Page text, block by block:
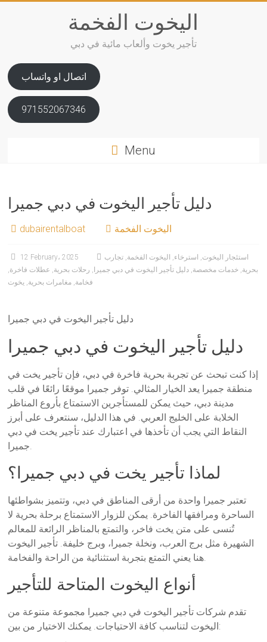
اليخوت الفخمة
تأجير يخوت وألعاب مائية في دبي
اتصال او واتساب
971552067346
Menu
دليل تأجير اليخوت في دبي جميرا
dubairentalboat اليخوت الفخمة
12 February، 2025 استئجار اليخوت, استرخاء, اليخوت الفخمة, تجارب
بحرية, خدمات مخصصة, دليل تأجير اليخوت في دبي جميرا , رحلات بحرية, عطلات فاخرة,
فخامة, مغامرات بحرية, يخوت
دليل تأجير اليخوت في دبي جميرا
دليل تأجير اليخوت في دبي جميرا
إذا كنت تبحث عن تجربة بحرية فاخرة في دبي، فإن تأجير يخت في
منطقة جميرا يعد الخيار المثالي. توفر جميرا موقعًا رائعًا في قلب
مدينة دبي، حيث يمكن للمستأجرين الاستمتاع بأروع المناظر
الخلابة على الخليج العربي. في هذا الدليل، سنتعرف على أبرز
النقاط التي يجب أن تأخذها في اعتبارك عند تأجير يخت في دبي
جميرا.
لماذا تأجير يخت في دبي جميرا؟
تعتبر جميرا واحدة من أرقى المناطق في دبي، وتتميز بشواطئها
الساحرة ومرافقها الفاخرة. يمكن للزوار الاستمتاع برحلة بحرية لا
تُنسى على متن يخت فاخر، والتمتع بالمناظر الرائعة للمعالم
الشهيرة مثل برج العرب، ونخلة جميرا، وبرج خليفة. تأجير اليخوت
هنا يعني التمتع بتجربة استثنائية من الراحة والفخامة.
أنواع اليخوت المتاحة للتأجير
تقدم شركات تأجير اليخوت في دبي جميرا مجموعة متنوعة من
اليخوت لتناسب كافة الاحتياجات. يمكنك الاختيار من بين: